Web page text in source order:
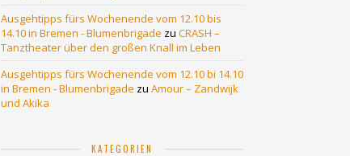
Ausgehtipps fürs Wochenende vom 12.10 bis
14.10 in Bremen - Blumenbrigade zu CRASH –
Tanztheater über den großen Knall im Leben
Ausgehtipps fürs Wochenende vom 12.10 bi 14.10
in Bremen - Blumenbrigade zu Amour – Zandwijk
und Akika
KATEGORIEN